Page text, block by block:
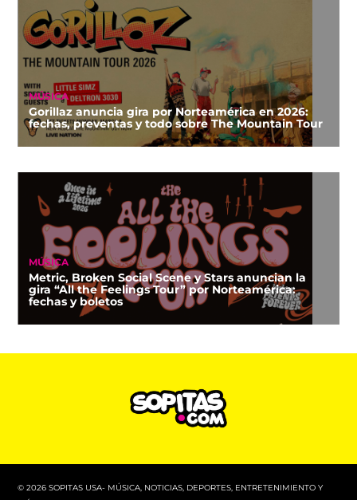
MÚSICA
Gorillaz anuncia gira por Norteamérica en 2026:
fechas, preventas y todo sobre The Mountain Tour
MÚSICA
Metric, Broken Social Scene y Stars anuncian la
gira “All the Feelings Tour” por Norteamérica:
fechas y boletos
© 2026 SOPITAS USA- MÚSICA, NOTICIAS, DEPORTES, ENTRETENIMIENTO Y